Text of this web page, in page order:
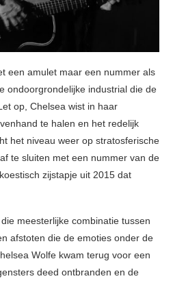
een amulet maar een nummer als
ondoorgrondelijke industrial die de
op, Chelsea wist in haar
te halen en het redelijk
het niveau weer op stratosferische
te sluiten met een nummer van de
zijstapje uit 2015 dat
meesterlijke combinatie tussen
afstoten die de emoties onder de
Wolfe kwam terug voor een
deed ontbranden en de